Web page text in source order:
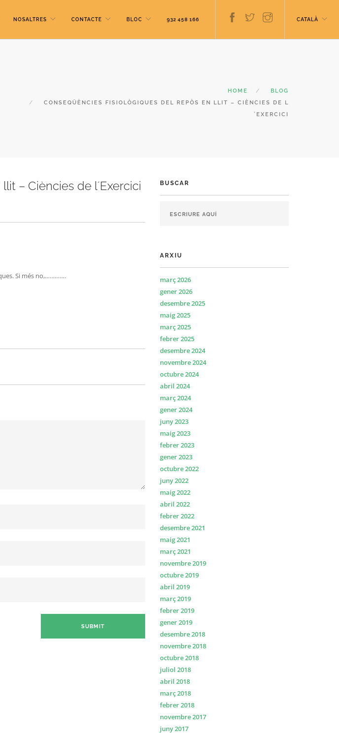
NOSALTRES CONTACTE BLOC 932 458 166 CATALÀ
HOME
BLOG
CONSEQÜÈNCIES FISIOLÒGIQUES DEL REPÒS EN LLIT – CIÈNCIES DE L
´EXERCICI
– Ciències de l´Exercici
Si més no,………….
BUSCAR
ARXIU
març 2026
gener 2026
desembre 2025
maig 2025
març 2025
febrer 2025
desembre 2024
novembre 2024
octubre 2024
abril 2024
març 2024
gener 2024
juny 2023
maig 2023
febrer 2023
gener 2023
octubre 2022
juny 2022
maig 2022
abril 2022
febrer 2022
desembre 2021
maig 2021
març 2021
novembre 2019
octubre 2019
abril 2019
març 2019
febrer 2019
gener 2019
desembre 2018
novembre 2018
octubre 2018
juliol 2018
abril 2018
març 2018
febrer 2018
novembre 2017
juny 2017